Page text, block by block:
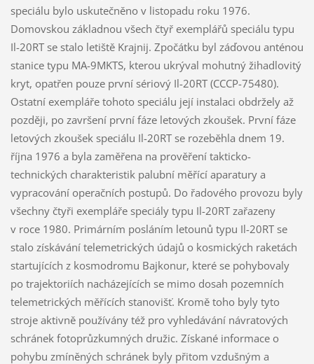
speciálu bylo uskutečněno v listopadu roku 1976.
Domovskou základnou všech čtyř exemplářů speciálu typu
Il-20RT se stalo letiště Krajnij. Zpočátku byl záďovou anténou
stanice typu MA-9MKTS, kterou ukrýval mohutný žihadlovitý
kryt, opatřen pouze první sériový Il-20RT (CCCP-75480).
Ostatní exempláře tohoto speciálu její instalaci obdržely až
později, po završení první fáze letových zkoušek. První fáze
letových zkoušek speciálu Il-20RT se rozeběhla dnem 19.
října 1976 a byla zaměřena na prověření takticko-
technických charakteristik palubní měřící aparatury a
vypracování operačních postupů. Do řadového provozu byly
všechny čtyři exempláře speciály typu Il-20RT zařazeny
v roce 1980. Primárním posláním letounů typu Il-20RT se
stalo získávání telemetrických údajů o kosmických raketách
startujících z kosmodromu Bajkonur, které se pohybovaly
po trajektoriích nacházejících se mimo dosah pozemních
telemetrických měřících stanovišť. Kromě toho byly tyto
stroje aktivně používány též pro vyhledávání návratových
schránek fotoprůzkumných družic. Získané informace o
pohybu zmíněných schránek byly přitom vzdušným a